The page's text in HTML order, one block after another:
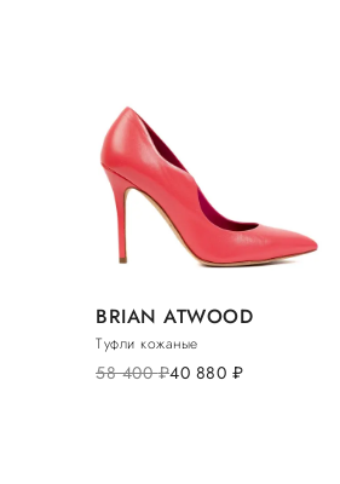
BRIAN ATWOOD
Туфли кожаные
58 400руб.40 880 руб.